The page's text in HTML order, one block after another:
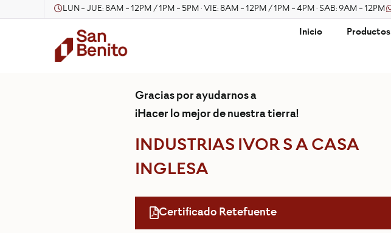
LUN - JUE: 8AM - 12PM / 1PM - 5PM · VIE: 8AM - 12PM / 1PM - 4PM · SAB: 9AM - 12PM
Inicio Productos
Gracias por ayudarnos a
¡Hacer lo mejor de nuestra tierra!
INDUSTRIAS IVOR S A CASA
INGLESA
Certificado Retefuente